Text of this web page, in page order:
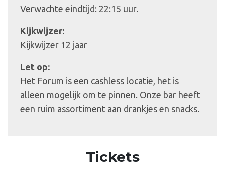
Verwachte eindtijd: 22:15 uur.
Kijkwijzer:
Kijkwijzer 12 jaar
Let op:
Het Forum is een cashless locatie, het is
alleen mogelijk om te pinnen. Onze bar heeft
een ruim assortiment aan drankjes en snacks.
Tickets